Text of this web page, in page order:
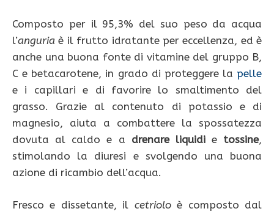
Composto per il 95,3% del suo peso da acqua
l’anguria è il frutto idratante per eccellenza, ed è
anche una buona fonte di vitamine del gruppo B,
C e betacarotene, in grado di proteggere la pelle
e i capillari e di favorire lo smaltimento del
grasso. Grazie al contenuto di potassio e di
magnesio, aiuta a combattere la spossatezza
dovuta al caldo e a drenare liquidie tossine,
stimolando la diuresi e svolgendo una buona
azione di ricambio dell’acqua.
Fresco e dissetante, il cetrioloè composto dal